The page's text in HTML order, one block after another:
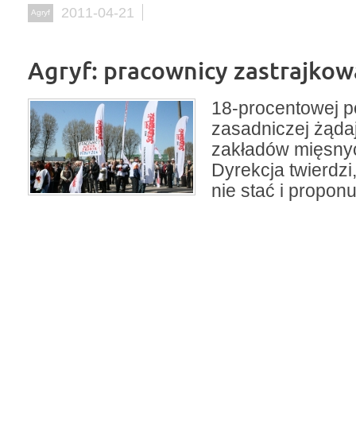
Agryf 2011-04-21
Agryf: pracownicy
18-procentowej
zasadniczej
zakładów
Dyrekcja
nie stać i